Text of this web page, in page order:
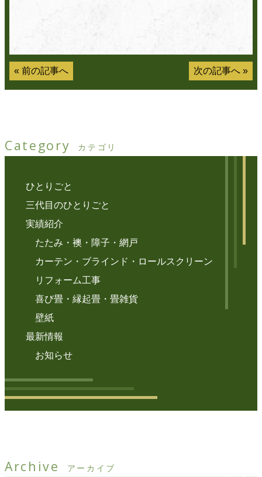
« 前の記事へ 次の記事へ »
Category カテゴリ
ひとりごと
三代目のひとりごと
実績紹介
たたみ・襖・障子・網戸
カーテン・ブラインド・ロールスクリーン
リフォーム工事
喜び畳・縁起畳・畳雑貨
壁紙
最新情報
お知らせ
Archive アーカイブ